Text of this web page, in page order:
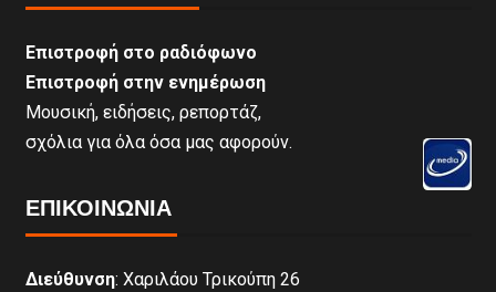
Επιστροφή στο ραδιόφωνο
Επιστροφή στην ενημέρωση
Μουσική, ειδήσεις, ρεπορτάζ,
σχόλια για όλα όσα μας αφορούν.
ΕΠΙΚΟΙΝΩΝΊΑ
Διεύθυνση: Χαριλάου Τρικούπη 26